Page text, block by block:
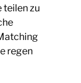
teilen zu
regen